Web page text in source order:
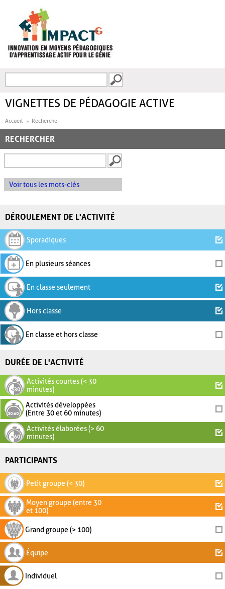
FORMULAIRE DE
VIGNETTES DE PÉDAGOGIE ACTIVE
Accueil Recherche
RECHERCHER
Voir tous les mots-clés
DÉROULEMENT DE L'ACTIVITÉ
Sporadiques
En plusieurs séances
En classe seulement
Hors classe
En classe et hors classe
DURÉE DE L'ACTIVITÉ
Activités courtes (< 30
minutes)
Activités développées
(Entre 30 et 60 minutes)
Activités élaborées (> 60
minutes)
PARTICIPANTS
Petit groupe (< 30)
Moyen groupe (entre 30
et 100)
Grand groupe (> 100)
Équipe
Individuel